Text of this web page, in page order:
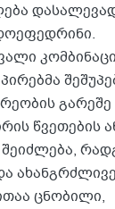
წვეთების
ცნობილი,